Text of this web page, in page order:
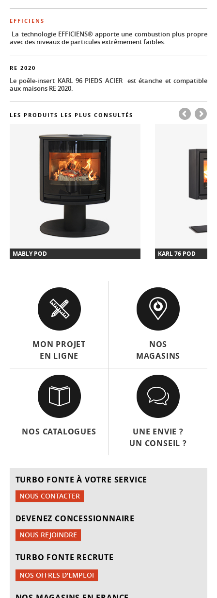
EFFICIENS
La technologie EFFICIENS® apporte une combustion plus propre
avec des niveaux de particules extrêmement faibles.
RE 2020
Le poêle-insert KARL 96 PIEDS ACIER est étanche et compatible
aux maisons RE 2020.
LES PRODUITS LES PLUS CONSULTÉS
MABLY POD KARL 76 POD
MON PROJET
EN LIGNE
NOS
MAGASINS
NOS CATALOGUES
UNE ENVIE ?
UN CONSEIL ?
TURBO FONTE À VOTRE SERVICE
NOUS CONTACTER
DEVENEZ CONCESSIONNAIRE
NOUS REJOINDRE
TURBO FONTE RECRUTE
NOS OFFRES D'EMPLOI